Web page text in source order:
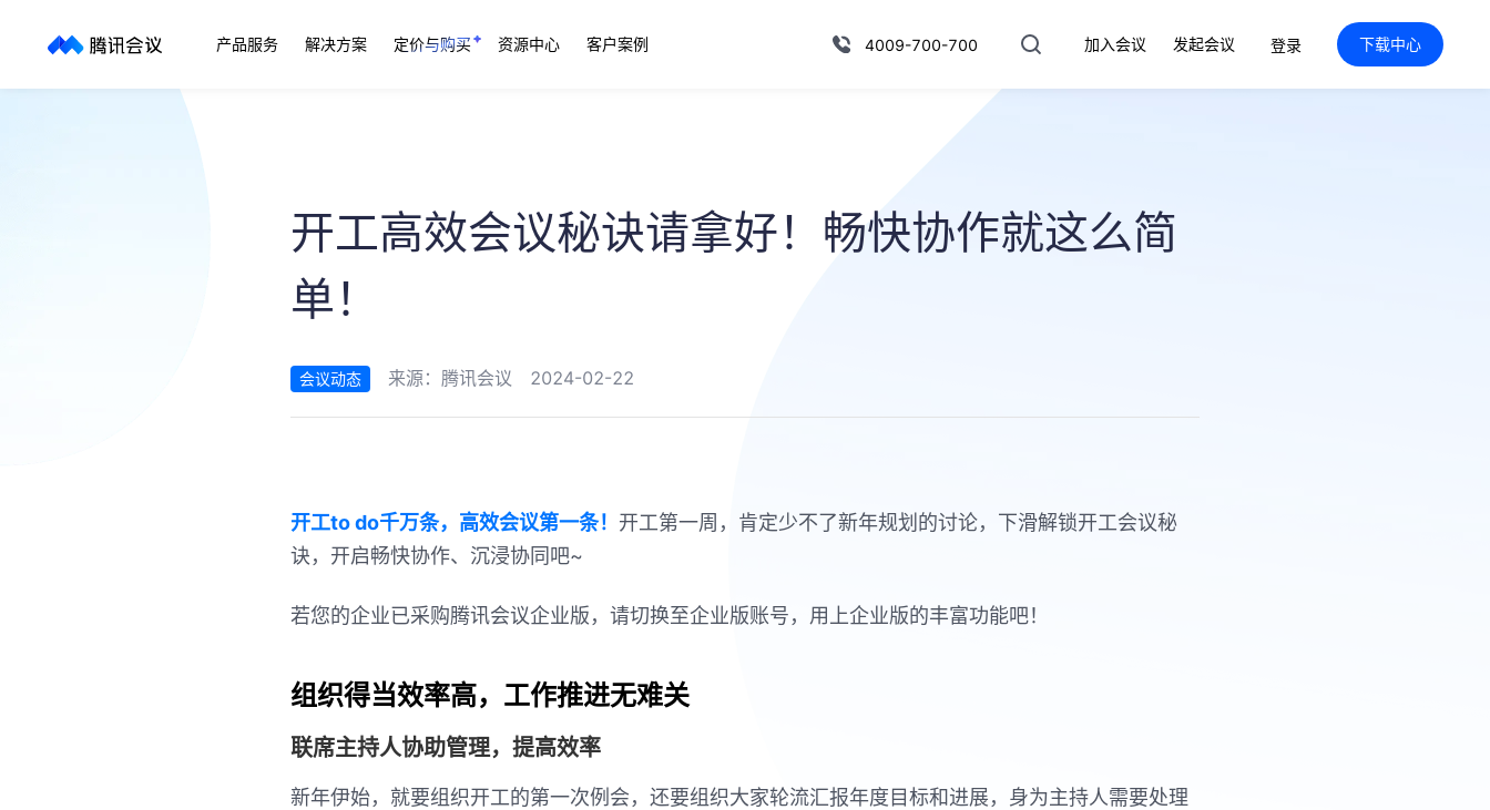
产品服务 解决方案 定价与购买 资源中心 客户案例 4009-700-700 加入会议 发起会议 登录 下载中心
开工高效会议秘诀请拿好！畅快协作就这么简
单！
会议动态 来源： 腾讯会议 2024-02-22
开工to do千万条，高效会议第一条！ 开工第一周，肯定少不了新年规划的讨论，下滑解锁开工会议秘
诀，开启畅快协作、沉浸协同吧~
若您的企业已采购腾讯会议企业版，请切换至企业版账号，用上企业版的丰富功能吧！
组织得当效率高，工作推进无难关
联席主持人协助管理，提高效率
新年伊始，就要组织开工的第一次例会，还要组织大家轮流汇报年度目标和进展，身为主持人需要处理